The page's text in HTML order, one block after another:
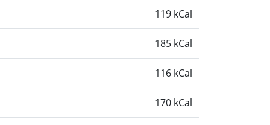
119 kCal
185 kCal
116 kCal
170 kCal